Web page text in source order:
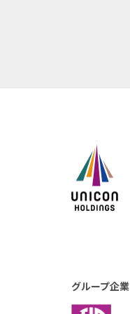
グループ企業